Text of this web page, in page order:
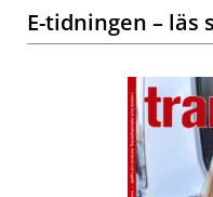
E-tidningen –